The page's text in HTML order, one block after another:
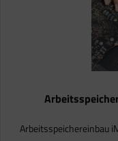
Arbeitsspeichereinbau